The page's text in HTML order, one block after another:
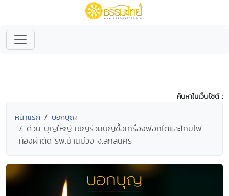
ค้นหาในเว็บไซต์ :
หน้าแรก บอกบุญ
ด่วน บุญใหญ่ เชิญร่วมบุญซื้อเครื่องฟอกไตและโคมไฟ
ห้องผ่าตัด รพ.บ้านม่วง จ.สกลนคร